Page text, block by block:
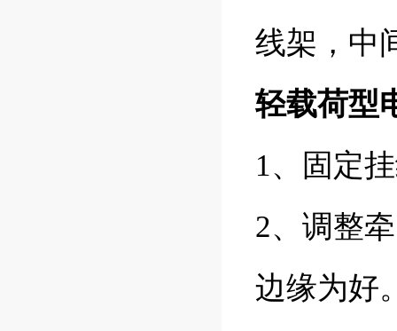
线架，中
轻载荷型
1、固定
2、调整
边缘为好